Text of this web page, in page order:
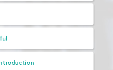
共同利用することはありません。
です。
意いただけない場合、お問い合わ
ありますので、ご了承ください。